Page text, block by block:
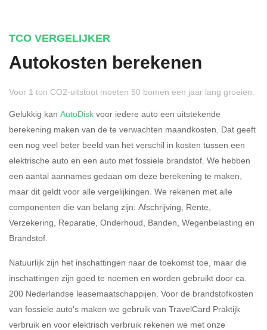
Rijdt u meer dan 500
kilometer privé?
Ja Nee
Belastingspercentage
37,07% (Belastbaar tot €
69.399,- )
Eigen bijdrage
TCO VERGELIJKER
Autokosten berekenen
Voor 1 ton CO2-uitstoot moeten 50 bomen een jaar lang groeien.
Gelukkig kan AutoDisk voor iedere auto een uitstekende
berekening maken van de te verwachten maandkosten. Dat geeft
een nog veel beter beeld van het verschil in kosten tussen een
elektrische auto en een auto met fossiele brandstof. We hebben
een aantal aannames gedaan om deze berekening te maken,
maar dit geldt voor alle vergelijkingen. We rekenen met alle
componenten die van belang zijn: Afschrijving, Rente,
Verzekering, Reparatie, Onderhoud, Banden, Wegenbelasting en
Brandstof.
Natuurlijk zijn het inschattingen naar de toekomst toe, maar die
inschattingen zijn goed te noemen en worden gebruikt door ca.
200 Nederlandse leasemaatschappijen. Voor de brandstofkosten
van fossiele auto's maken we gebruik van TravelCard Praktijk
verbruik en voor elektrisch verbruik rekenen we met onze